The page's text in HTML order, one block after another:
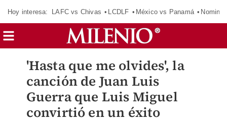
Hoy interesa: LAFC vs Chivas LCDLF México vs Panamá
'Hasta que me olvides', la
canción de Juan Luis
Guerra que Luis Miguel
convirtió en un éxito